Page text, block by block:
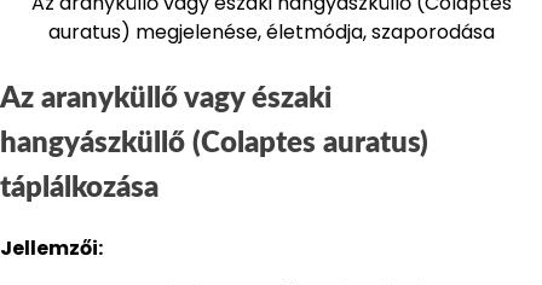
auratus) megjelenése, életmódja, szaporodása
Az aranyküllő vagy északi
hangyászküllő (Colaptes auratus)
táplálkozása
Jellemzői: